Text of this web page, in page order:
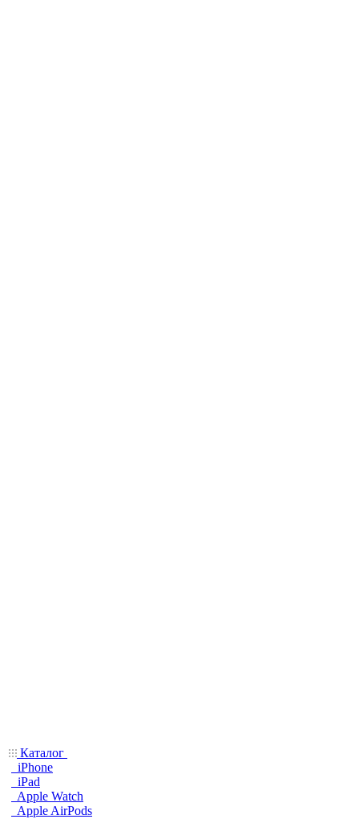
Каталог
iPhone
iPad
Apple Watch
Apple AirPods